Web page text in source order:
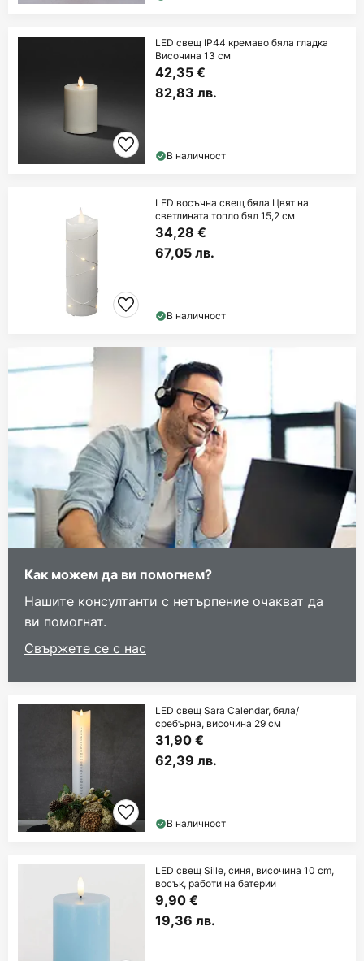
LED свещ IP44 кремаво бяла гладка
Височина 13 см
42,35 €
82,83 лв.
В наличност
LED восъчна свещ бяла Цвят на
светлината топло бял 15,2 см
34,28 €
67,05 лв.
В наличност
Как можем да ви помогнем?
Нашите консултанти с нетърпение очакват да
ви помогнат.
Свържете се с нас
LED свещ Sara Calendar, бяла/
сребърна, височина 29 см
31,90 €
62,39 лв.
В наличност
LED свещ Sille, синя, височина 10 cm,
восък, работи на батерии
9,90 €
19,36 лв.